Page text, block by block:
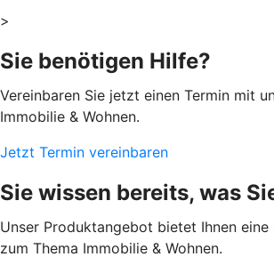
>
Sie benötigen Hilfe?
Vereinbaren Sie jetzt einen Termin mit
Immobilie & Wohnen.
Jetzt Termin vereinbaren
Sie wissen bereits, was
Unser Produktangebot bietet Ihnen eine
zum Thema Immobilie & Wohnen.